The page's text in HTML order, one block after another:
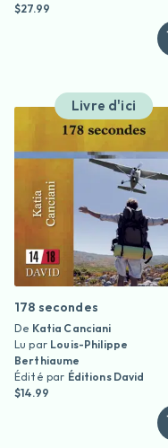
$27.99
Livre d'ici
178 secondes
De Katia Canciani
Lu par Louis-Philippe
Berthiaume
Édité par Éditions David
$14.99